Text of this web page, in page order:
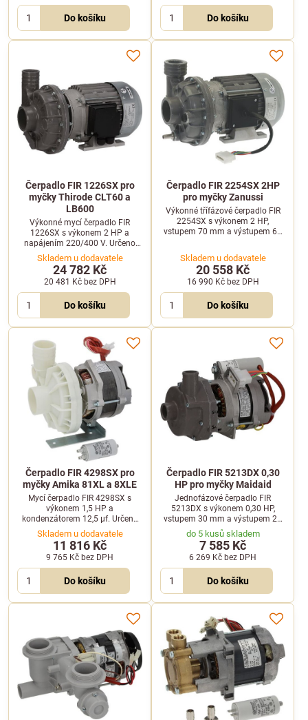
Do košíku Do košíku
Čerpadlo FIR 1226SX pro
myčky Thirode CLT60 a
LB600
Výkonné mycí čerpadlo FIR
1226SX s výkonem 2 HP a
napájením 220/400 V. Určeno
pro profesionální myčky nádobí
Thirode CLT60 a LB600.
Skladem u dodavatele
24 782 Kč
20 481 Kč bez DPH
Do košíku
Čerpadlo FIR 2254SX 2HP
pro myčky Zanussi
Výkonné třífázové čerpadlo FIR
2254SX s výkonem 2 HP,
vstupem 70 mm a výstupem 61
Skladem u dodavatele
20 558 Kč
16 990 Kč bez DPH
Do košíku
Čerpadlo FIR 4298SX pro
myčky Amika 81XL a 8XLE
Mycí čerpadlo FIR 4298SX s
výkonem 1,5 HP a
kondenzátorem 12,5 µf. Určeno
pro profesionální myčky nádobí
Amika.
Skladem u dodavatele
11 816 Kč
9 765 Kč bez DPH
Do košíku
Čerpadlo FIR 5213DX 0,30
HP pro myčky Maidaid
Jednofázové čerpadlo FIR
5213DX s výkonem 0,30 HP,
vstupem 30 mm a výstupem 28
mm. Kompatibilní se zařízeními
Maidaid, Atel, EPMS a FIR.
do 5 kusů skladem
7 585 Kč
6 269 Kč bez DPH
Do košíku